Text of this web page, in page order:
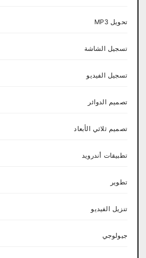
تحويل MP3
تسجيل الشاشة
تسجيل الفيديو
تصميم الدوائر
تصميم ثلاثي الأبعاد
تطبيقات أندرويد
تطوير
تنزيل الفيديو
جيولوجي